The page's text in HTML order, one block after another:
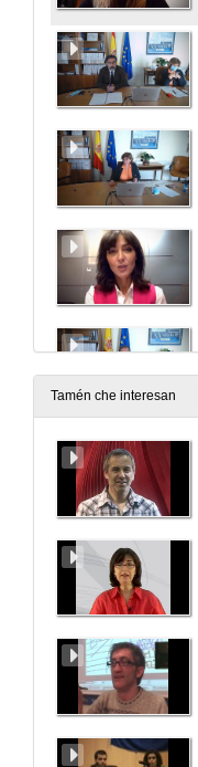
Tamén che interesan